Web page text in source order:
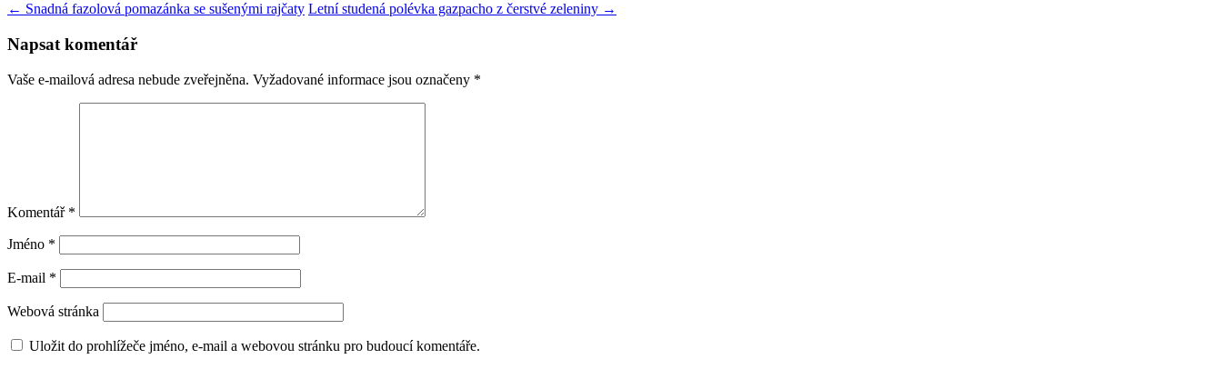
← Snadná fazolová pomazánka se sušenými rajčaty Letní studená polévka gazpacho z čerstvé zeleniny →
Napsat komentář
Vaše e-mailová adresa nebude zveřejněna. Vyžadované informace jsou označeny *
Komentář *
Jméno *
E-mail *
Webová stránka
Uložit do prohlížeče jméno, e-mail a webovou stránku pro budoucí komentáře.